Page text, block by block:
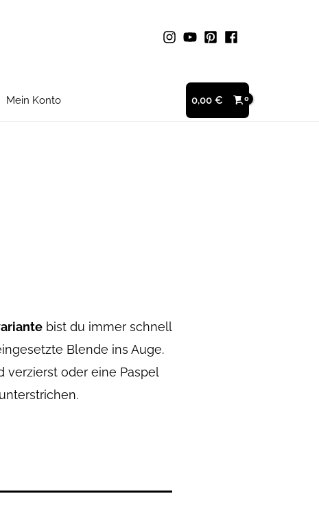
Mein Konto 0,00 €
bist du immer schnell
Blende ins Auge.
verzierst oder eine Paspel